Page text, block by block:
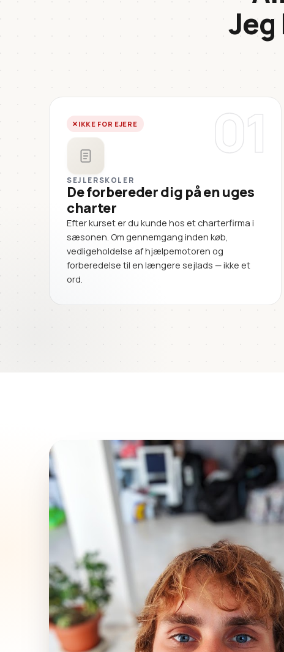
01
IKKE FOR EJERE
SEJLERSKOLER
De forbereder dig på en uges
charter
Efter kurset er du kunde hos et charterfirma i
sæsonen. Om gennemgang inden køb,
vedligeholdelse af hjælpemotoren og
forberedelse til en længere sejlads — ikke et
ord.